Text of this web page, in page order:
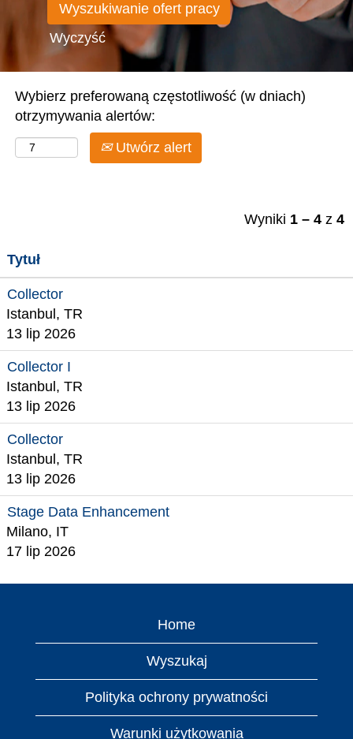
Wyczyść
Wybierz preferowaną częstotliwość (w dniach)
otrzymywania alertów:
Utwórz alert
Wyniki 1 – 4 z 4
Tytuł
Collector
Istanbul, TR
13 lip 2026
Collector I
Istanbul, TR
13 lip 2026
Collector
Istanbul, TR
13 lip 2026
Stage Data Enhancement
Milano, IT
17 lip 2026
Home
Wyszukaj
Polityka ochrony prywatności
Warunki użytkowania